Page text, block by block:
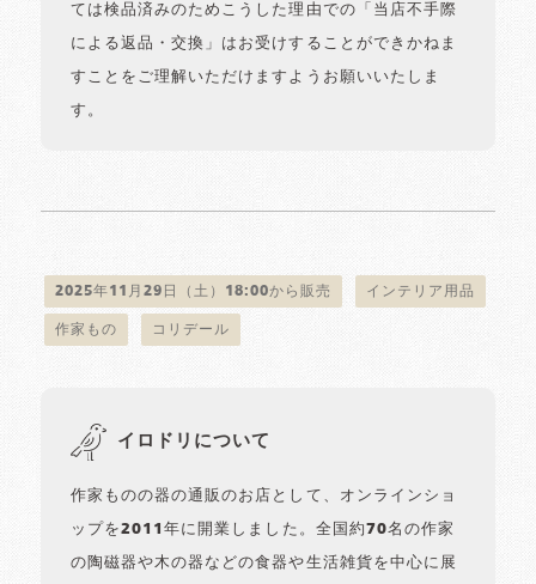
ては検品済みのためこうした理由での「当店不手際
による返品・交換」はお受けすることができかねま
すことをご理解いただけますようお願いいたしま
す。
2025年11月29日（土）18:00から販売 インテリア用品
作家もの コリデール
イロドリについて
作家ものの器の通販のお店として、オンラインショ
ップを2011年に開業しました。全国約70名の作家
の陶磁器や木の器などの食器や生活雑貨を中心に展